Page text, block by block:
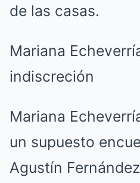
de las casas.
Mariana
indiscreción
Mariana
un supuesto
Agustín